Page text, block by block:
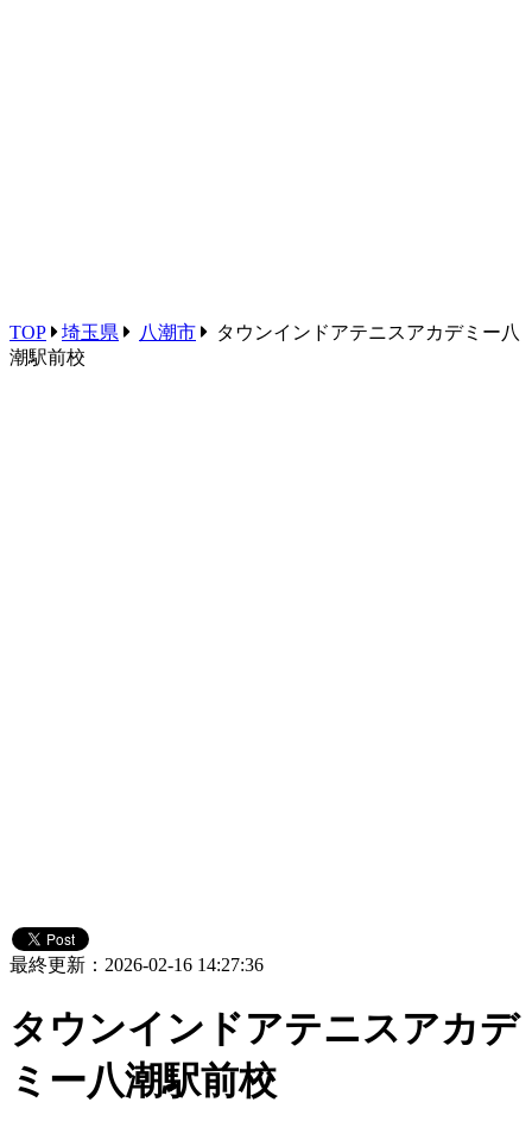
TOP 埼玉県 八潮市
タウンインドアテニスアカデミー八
潮駅前校
最終更新：2026-02-16 14:27:36
タウンインドアテニスアカデ
ミー八潮駅前校